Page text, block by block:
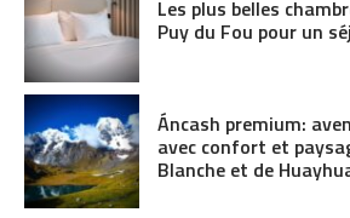
Les plus belles
Puy du Fou pour un
Áncash premium:
avec confort et
Blanche et de